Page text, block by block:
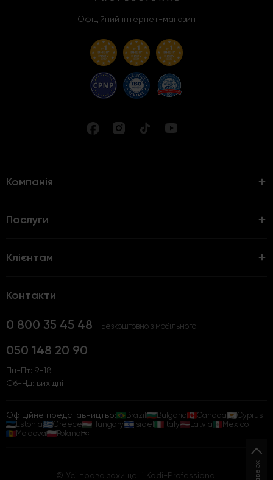
Офіційний інтернет-магазин
Компанія
Послуги
Клієнтам
Контакти
0 800 35 45 48 Безкоштовно з мобільного!
050 148 20 90
Пн-Пт: 9-18
Сб-Нд: вихідні
Офіційне представництво: Brazil Bulgaria Canada
Cyprus
Estonia
Greece Hungary Israel Italy Latvia
Mexico
Moldova
Poland Всі...
© Усі права захищені Kodi-Professional Наверх